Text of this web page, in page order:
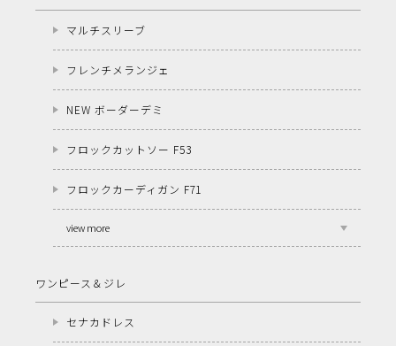
マルチスリーブ
フレンチメランジェ
NEW ボーダーデミ
フロックカットソー F53
フロックカーディガン F71
view more
ワンピース＆ジレ
セナカドレス